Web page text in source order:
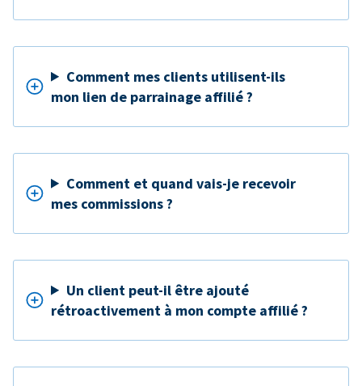
Comment mes clients utilisent-ils
mon lien de parrainage affilié ?
Comment et quand vais-je recevoir
mes commissions ?
Un client peut-il être ajouté
rétroactivement à mon compte affilié ?